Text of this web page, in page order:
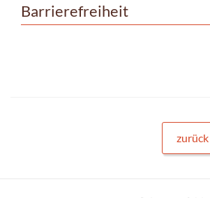
Barrierefreiheit
zurück